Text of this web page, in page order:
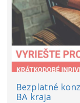
Bezplatné
BA kraja